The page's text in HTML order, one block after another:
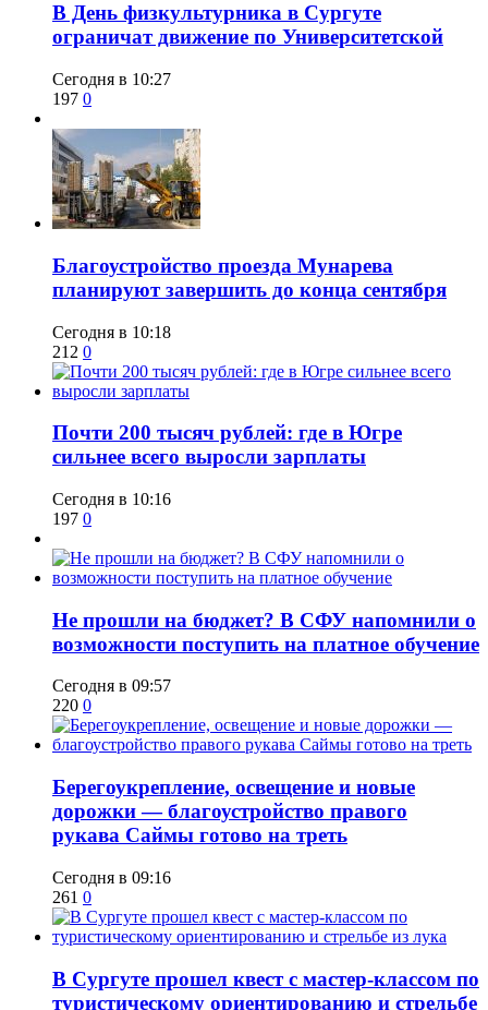
​В День физкультурника в Сургуте
ограничат движение по Университетской
Сегодня в 10:27
197 0
Благоустройство проезда Мунарева
планируют завершить до конца сентября
Сегодня в 10:18
212 0
​Почти 200 тысяч рублей: где в Югре
сильнее всего выросли зарплаты
Сегодня в 10:16
197 0
Не прошли на бюджет? В СФУ напомнили о
возможности поступить на платное обучение
Сегодня в 09:57
220 0
Берегоукрепление, освещение и новые
дорожки — благоустройство правого
рукава Саймы готово на треть
Сегодня в 09:16
261 0
В Сургуте прошел квест с мастер-классом по
туристическому ориентированию и стрельбе